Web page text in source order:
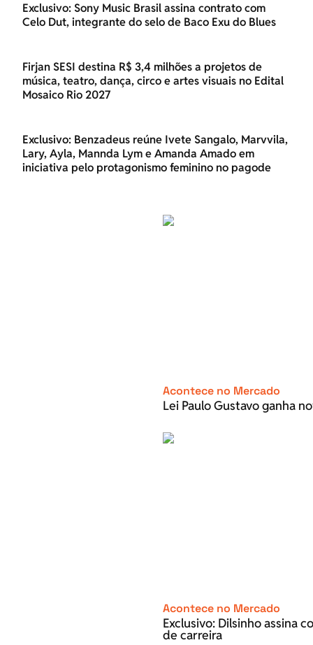
Exclusivo: Sony Music Brasil assina contrato com
Celo Dut, integrante do selo de Baco Exu do Blues
Firjan SESI destina R$ 3,4 milhões a projetos de
música, teatro, dança, circo e artes visuais no Edital
Mosaico Rio 2027
Exclusivo: Benzadeus reúne Ivete Sangalo, Marvvila,
Lary, Ayla, Mannda Lym e Amanda Amado em
iniciativa pelo protagonismo feminino no pagode
Acontece no Mercado
Lei Paulo Gustavo ganha
Acontece no Mercado
Exclusivo: Dilsinho assina
de carreira